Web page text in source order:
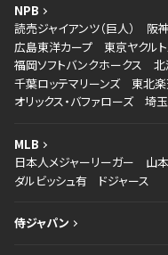
NPB
読売ジャイアンツ（巨人）
阪
広島東洋カープ
東京ヤクル
福岡ソフトバンクホークス
北
千葉ロッテマリーンズ
東北
オリックス・バファローズ
埼
MLB
日本人メジャーリーガー
山
ダルビッシュ有
ドジャース
侍ジャパン